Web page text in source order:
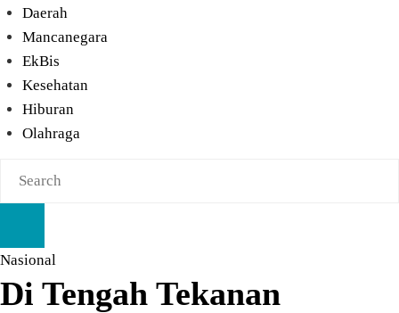
Daerah
Mancanegara
EkBis
Kesehatan
Hiburan
Olahraga
Nasional
Di Tengah Tekanan